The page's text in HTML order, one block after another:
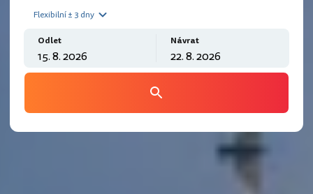
Flexibilní ± 3 dny
Odlet Návrat